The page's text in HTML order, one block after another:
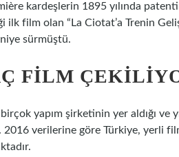
kardeşlerin 1895 yılında
film olan “La Ciotat’a Trenin
sürmüştü.
FILM
yapım şirketinin yer aldığı ve
verilerine göre Türkiye, yerli